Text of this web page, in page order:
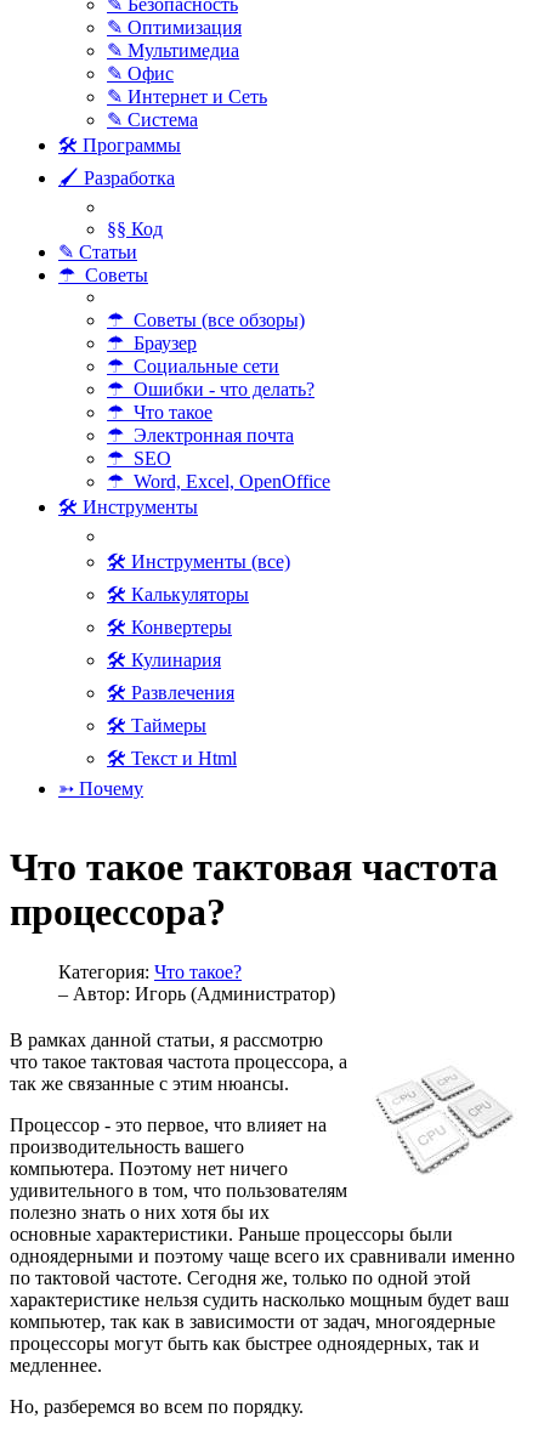
✎ Безопасность
✎ Оптимизация
✎ Мультимедиа
✎ Офис
✎ Интернет и Сеть
✎ Система
🛠 Программы
🖌 Разработка
§§ Код
✎ Статьи
☂ Советы
☂ Советы (все обзоры)
☂ Браузер
☂ Социальные сети
☂ Ошибки - что делать?
☂ Что такое
☂ Электронная почта
☂ SEO
☂ Word, Excel, OpenOffice
🛠 Инструменты
🛠 Инструменты (все)
🛠 Калькуляторы
🛠 Конвертеры
🛠 Кулинария
🛠 Развлечения
🛠 Таймеры
🛠 Текст и Html
➳ Почему
Что такое тактовая частота
процессора?
Категория: Что такое?
– Автор: Игорь (Администратор)
В рамках данной статьи, я рассмотрю
что такое тактовая частота процессора, а
так же связанные с этим нюансы.
Процессор - это первое, что влияет на
производительность вашего
компьютера. Поэтому нет ничего
удивительного в том, что пользователям
полезно знать о них хотя бы их
основные характеристики. Раньше процессоры были
одноядерными и поэтому чаще всего их сравнивали именно
по тактовой частоте. Сегодня же, только по одной этой
характеристике нельзя судить насколько мощным будет ваш
компьютер, так как в зависимости от задач, многоядерные
процессоры могут быть как быстрее одноядерных, так и
медленнее.
Но, разберемся во всем по порядку.